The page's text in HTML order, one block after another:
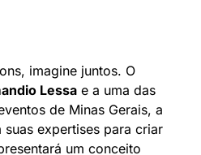
imagine juntos. O
Lessa e a uma das
de Minas Gerais, a
suas expertises para criar
um conceito